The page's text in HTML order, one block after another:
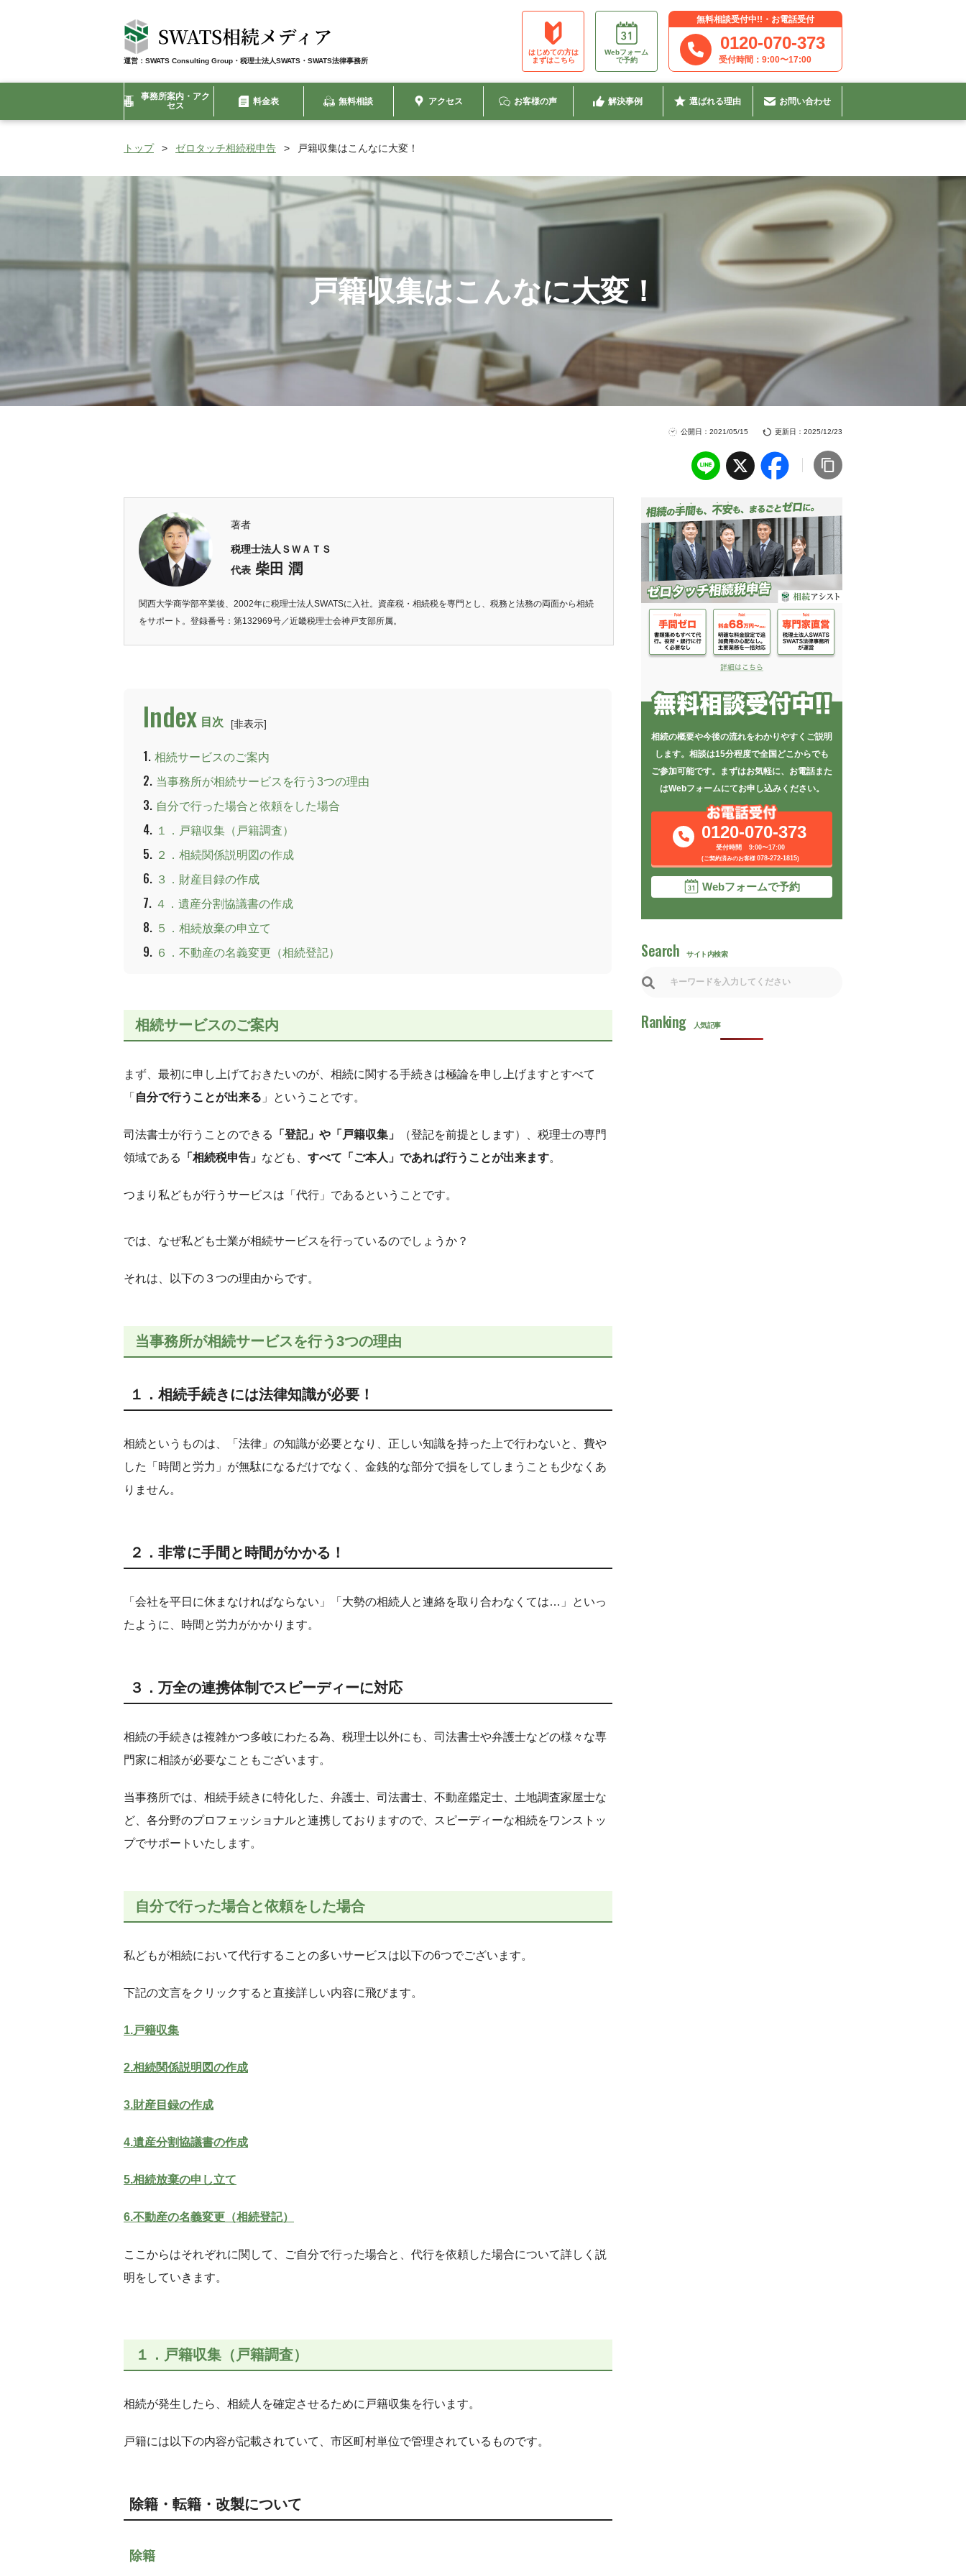
SWATS Consulting Group・税理士法人SWATS・SWATS法律事務所
はじめての方は
まずはこちら
Webフォーム
で予約
無料相談受付中!!・お電話受付
0120-070-373
9:00〜17:00
事務所案内・アク
セス
料金表 無料相談 アクセス お客様の声 解決事例 選ばれる理由 お問い合わせ
トップ> ゼロタッチ相続税申告 > 戸籍収集はこんなに大変！
戸籍収集はこんなに大変！
公開日：2021/05/15 更新日：2025/12/23
Line X Facebook
著者
税理士法人ＳＷＡＴＳ
代表 柴田 潤
関西大学商学部卒業後、2002年に税理士法人SWATSに入社。資産税・相続税を専門とし、税務と法務の両面から相続
をサポート。登録番号：第132969号／近畿税理士会神戸支部所属。
目次 [非表示]
1 相続サービスのご案内
2 当事務所が相続サービスを行う3つの理由
3 自分で行った場合と依頼をした場合
4 １．戸籍収集（戸籍調査）
5 ２．相続関係説明図の作成
6 ３．財産目録の作成
7 ４．遺産分割協議書の作成
8 ５．相続放棄の申立て
9 ６．不動産の名義変更（相続登記）
相続サービスのご案内
まず、最初に申し上げておきたいのが、相続に関する手続きは極論を申し上げますとすべて
「 自分で行うことが出来る 」ということです。
司法書士が行うことのできる 「登記」や「戸籍収集」
（登記を前提とします）、税理士の専門
領域である
「相続税申告」 なども、 すべて「ご本人」であれば行うことが出来ます。
つまり私どもが行うサービスは「代行」であるということです。
では、 なぜ私ども士業が相続サービスを行っているのでしょうか ？
それは、以下の３つの理由からです。
当事務所が相続サービスを行う3つの理由
１．相続手続きには法律知識が必要！
相続というものは、「法律」の知識が必要となり、正しい知識を持った上で行わないと、費や
した「時間と労力」が無駄になるだけでなく、金銭的な部分で損をしてしまうことも少なくあ
りません。
２．非常に手間と時間がかかる！
「会社を平日に休まなければならない」「大勢の相続人と連絡を取り合わなくては…」といっ
たように、時間と労力がかかります。
３．万全の連携体制でスピーディーに対応
相続の手続きは複雑かつ多岐にわたる為、税理士以外にも、司法書士や弁護士などの様々な専
門家に相談が必要なこともございます。
当事務所では、相続手続きに特化した、弁護士、司法書士、不動産鑑定士、土地調査家屋士な
ど、各分野のプロフェッショナルと連携しておりますので、スピーディーな相続をワンストッ
プでサポートいたします。
自分で行った場合と依頼をした場合
私どもが相続において代行することの多いサービスは以下の6つでございます。
下記の文言をクリックすると直接詳しい内容に飛びます。
1.戸籍収集
2.相続関係説明図の作成
3.財産目録の作成
4.遺産分割協議書の作成
5.相続放棄の申し立て
6.不動産の名義変更（相続登記）
ここからはそれぞれに関して、ご自分で行った場合と、代行を依頼した場合について詳しく説
明をしていきます。
１．戸籍収集（戸籍調査）
相続が発生したら、相続人を確定させるために戸籍収集を行います。
戸籍には以下の内容が記載されていて、市区町村単位で管理されているものです。
除籍・転籍・改製について
除籍
相続の概要や今後の流れをわかりやすくご説明
します。相談は15分程度で全国どこからでも
ご参加可能です。
まずはお気軽に、お電話また
はWebフォームにてお申し込みください。
0120-070-373
9:00〜17:00
(ご契約済みのお客様 078-272-1815)
Webフォームで予約
Search サイト内検索
Ranking 人気記事